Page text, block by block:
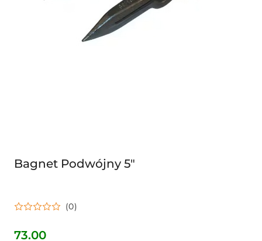
Bagnet Podwójny 5"
(0)
73.00